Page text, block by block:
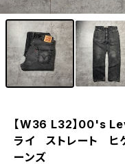
【W36 L32】00's
ライ ストレート
ーンズ